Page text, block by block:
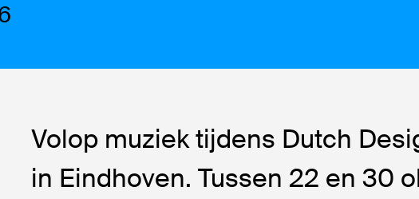
Volop muziek tijdens Dutch
in Eindhoven. Tussen 22 en 30